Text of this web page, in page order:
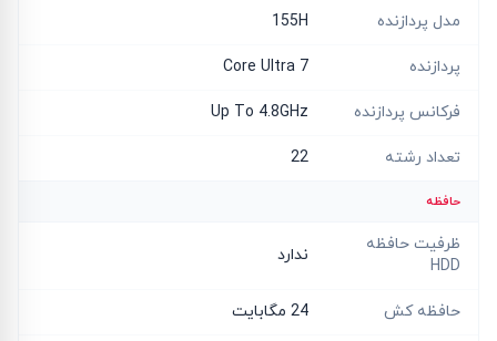
مدل پردازنده 155H
پردازنده Core Ultra 7
فرکانس پردازنده Up To 4.8GHz
تعداد رشته 22
حافظه
ظرفیت حافظه
HDD
ندارد
حافظه کش 24 مگابایت